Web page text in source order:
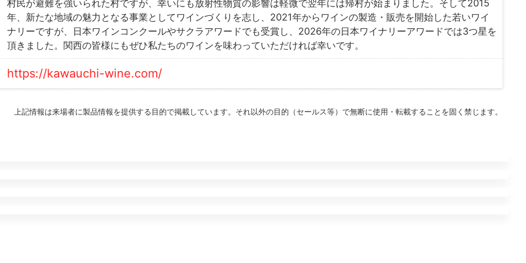
村民が避難を強いられた村ですが、幸いにも放射性物質の影響は軽微で翌年には帰村が始まりました。そして2015
年、新たな地域の魅力となる事業としてワインづくりを志し、2021年からワインの製造・販売を開始した若いワイ
ナリーですが、日本ワインコンクールやサクラアワードでも受賞し、2026年の日本ワイナリーアワードでは3つ星を
頂きました。関西の皆様にもぜひ私たちのワインを味わっていただければ幸いです。
https://kawauchi-wine.com/
上記情報は来場者に製品情報を提供する目的で掲載しています。それ以外の目的（セールス等）で無断に使用・転載することを固く禁じます。